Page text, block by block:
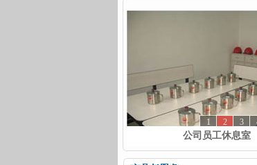
3
2
1
公司员工休息室